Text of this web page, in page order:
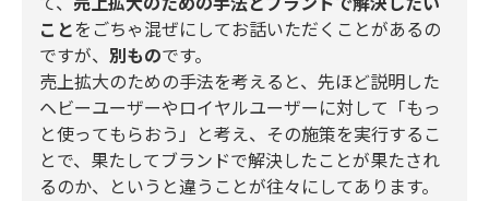
ことをごちゃ混ぜにしてお話いただくことがあるの
ですが、 別ものです。
売上拡大のための手法を考えると、先ほど説明した
ヘビーユーザーやロイヤルユーザーに対して「もっ
と使ってもらおう」と考え、その施策を実行するこ
とで、果たしてブランドで解決したことが果たされ
るのか、というと違うことが往々にしてあります。